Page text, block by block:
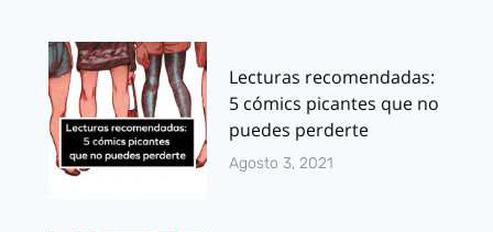
Lecturas recomendadas:
5 cómics picantes que no
puedes perderte
Agosto 3, 2021